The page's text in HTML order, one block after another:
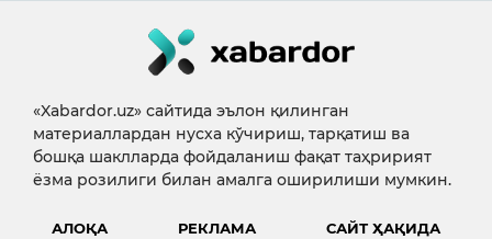
«Xabardor.uz» сайтида эълон қилинган
материаллардан нусха кўчириш, тарқатиш ва
бошқа шаклларда фойдаланиш фақат таҳририят
ёзма розилиги билан амалга оширилиши мумкин.
АЛОҚА РЕКЛАМА
САЙТ ҲАҚИДА